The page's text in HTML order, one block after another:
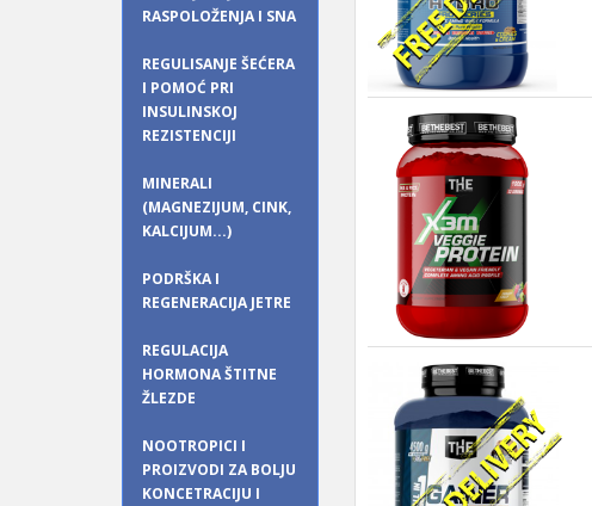
RASPOLOŽENJA I SNA
REGULISANJE ŠEĆERA
I POMOĆ PRI
INSULINSKOJ
REZISTENCIJI
MINERALI
(MAGNEZIJUM, CINK,
KALCIJUM...)
PODRŠKA I
REGENERACIJA JETRE
REGULACIJA
HORMONA ŠTITNE
ŽLEZDE
NOOTROPICI I
PROIZVODI ZA BOLJU
KONCETRACIJU I